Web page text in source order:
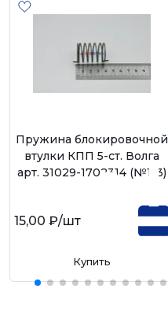
Пружина блокировочной
втулки КПП 5-ст. Волга
арт. 31029-1702314 (№113)
15,00 ₽/шт
Купить